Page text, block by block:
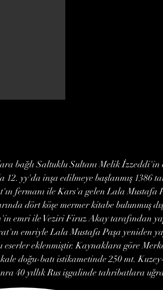
bağlı Saltuklu Sultanı Melik
12. yy'da inşa edilmeye başlanmış 1386
fermanı ile Kars'a gelen Lala Mustafa
dört köşe mermer kitabe bulunmuş
emri ile Veziri Firuz Akay tarafından
emriyle Lala Mustafa Paşa yeniden
eserler eklenmiştir. Kaynaklara göre
doğu-batı istikametinde 250 mt.
40 yıllık Rus işgalinde tahribatlara